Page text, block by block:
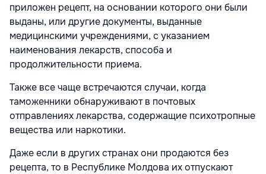
приложен рецепт, на основании которого они были
выданы, или другие документы, выданные
медицинскими учреждениями, с указанием
наименования лекарств, способа и
продолжительности приема.
Также все чаще встречаются случаи, когда
таможенники обнаруживают в почтовых
отправлениях лекарства, содержащие психотропные
вещества или наркотики.
Даже если в других странах они продаются без
рецепта, то в Республике Молдова их отпускают